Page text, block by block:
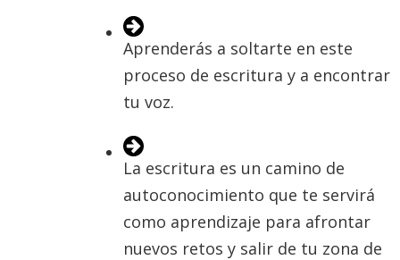
Aprenderás a soltarte en este
proceso de escritura y a encontrar
tu voz.
La escritura es un camino de
autoconocimiento que te servirá
como aprendizaje para afrontar
nuevos retos y salir de tu zona de